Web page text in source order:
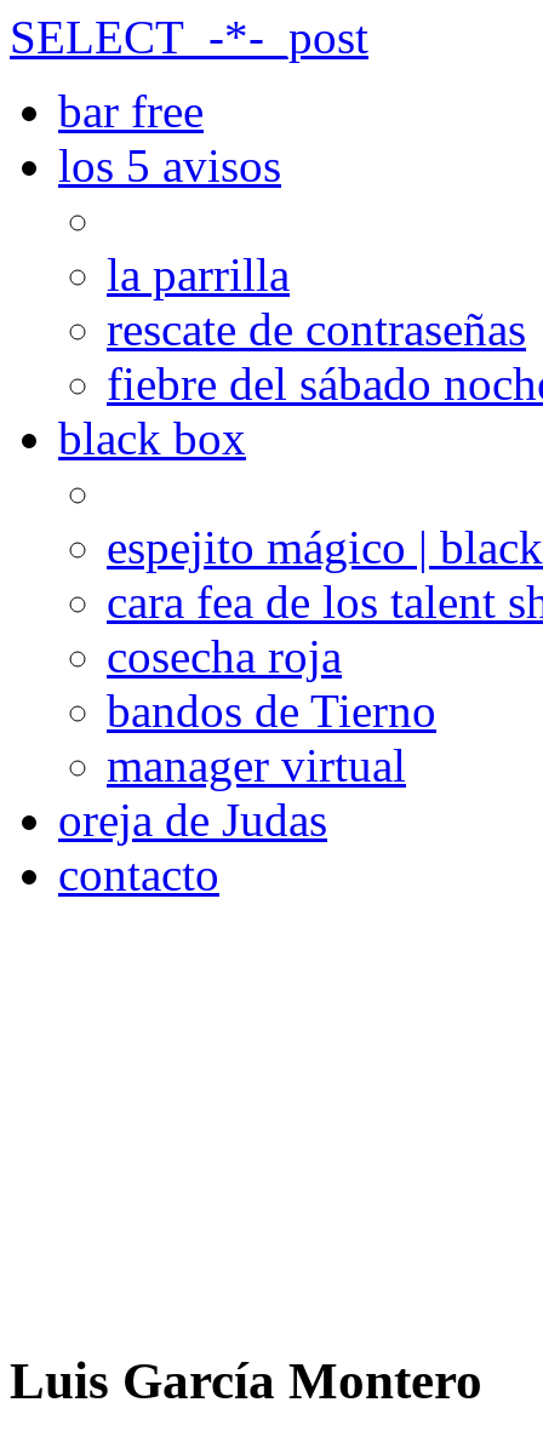
SELECT_-*-_post
bar free
los 5 avisos
la parrilla
rescate de contraseñas
fiebre del sábado
black box
espejito mágico |
cara fea de los talent
cosecha roja
bandos de Tierno
manager virtual
oreja de Judas
contacto
Luis García Montero